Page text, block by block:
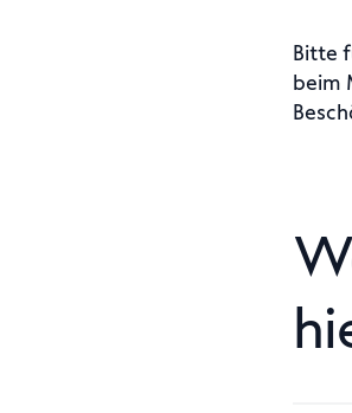
Bitte
beim